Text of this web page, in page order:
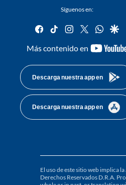
Síguenos en:
facebook
tiktok instagram
twitter
Más contenido en
Descarga nuestra app en
Descarga nuestra app en
El uso de este sitio web implica la
Derechos Reservados D.R.A.